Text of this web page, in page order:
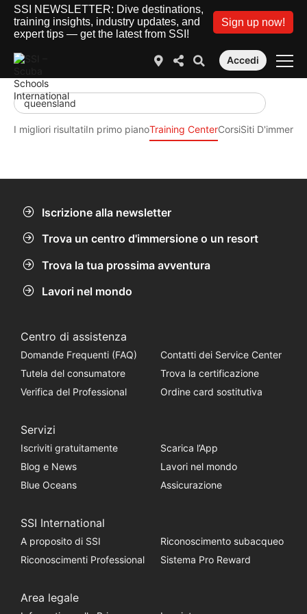
SSI NEWSLETTER: Dive destinations,
training insights, industry updates, and
expert tips — get the latest from SSI!
Sign up now!
Accedi
I migliori risultatiIn primo pianoTraining CenterCorsiSiti
Iscrizione alla newsletter
Trova un centro d'immersione o un resort
Trova la tua prossima avventura
Lavori nel mondo
Centro di assistenza
Domande Frequenti (FAQ)
Contatti dei Service Center
Tutela del consumatore
Trova la certificazione
Verifica del Professional
Ordine card sostitutiva
Servizi
Iscriviti gratuitamente
Scarica l’App
Blog e News
Lavori nel mondo
Blue Oceans
Assicurazione
SSI International
A proposito di SSI
Riconoscimento subacqueo
Riconoscimenti Professional
Sistema Pro Reward
Area legale